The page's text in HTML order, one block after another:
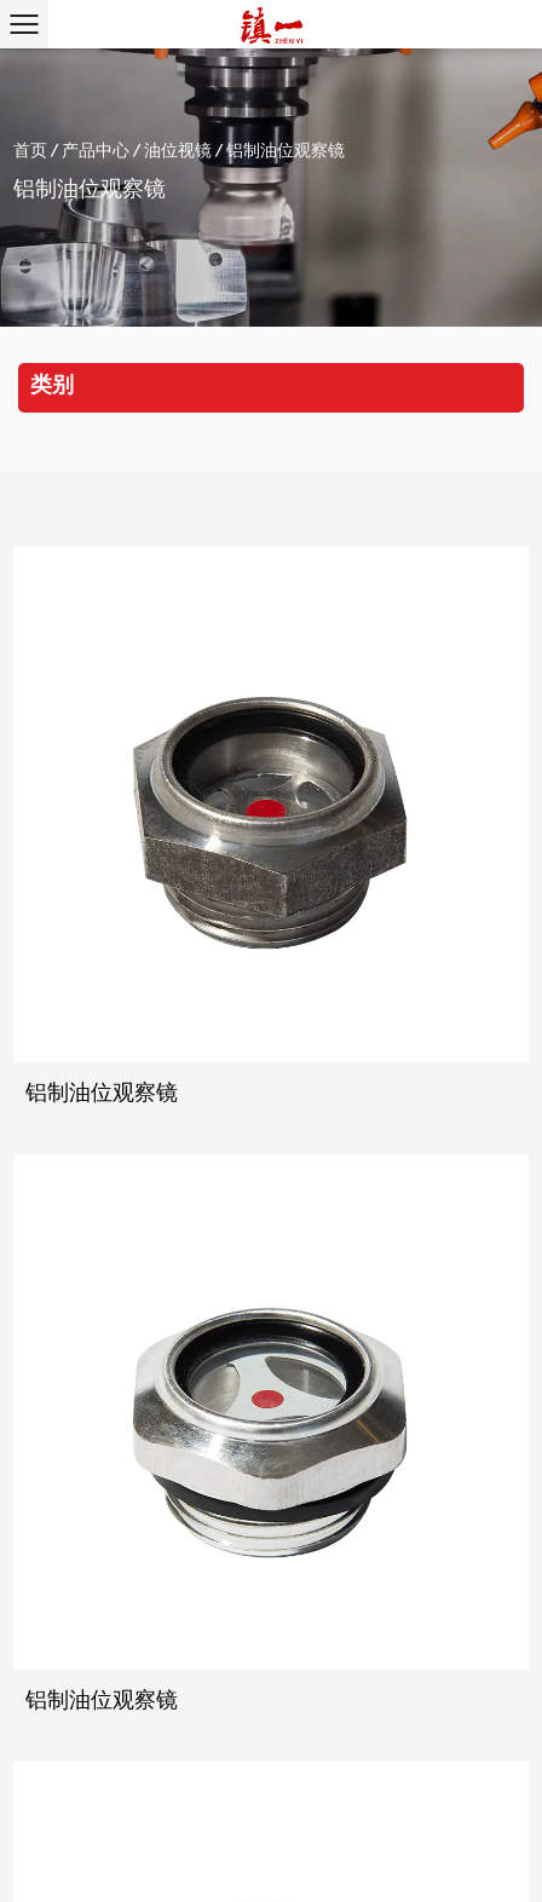
首页/产品中心/油位视镜/铝制油位观察镜
铝制油位观察镜
类别
铝制油位观察镜
铝制油位观察镜